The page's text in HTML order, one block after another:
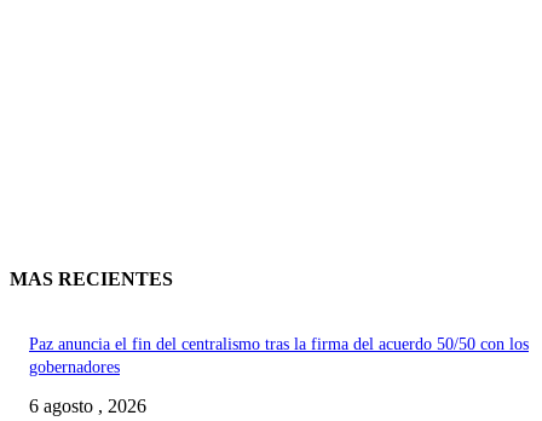
MAS RECIENTES
Paz anuncia el fin del centralismo tras la firma del acuerdo 50/50 con los
gobernadores
6 agosto , 2026